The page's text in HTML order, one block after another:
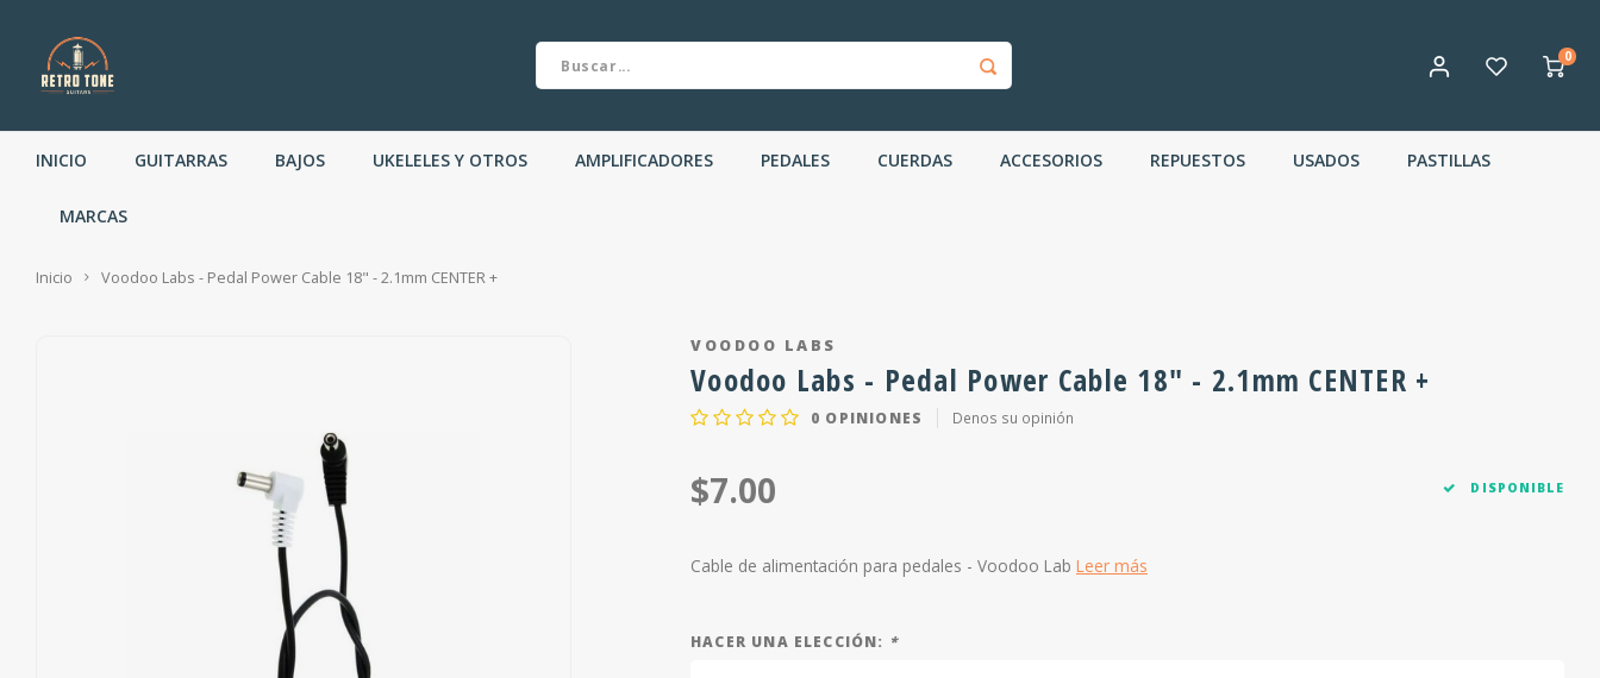
0
INICIO GUITARRAS BAJOS UKELELES Y OTROS AMPLIFICADORES PEDALES CUERDAS ACCESORIOS REPUESTOS USADOS PASTILLAS
MARCAS
Inicio Voodoo Labs - Pedal Power Cable 18" - 2.1mm CENTER +
VOODOO LABS
Voodoo Labs - Pedal Power Cable 18" - 2.1mm CENTER +
0 OPINIONES Denos su opinión
$7.00 DISPONIBLE
Cable de alimentación para pedales - Voodoo Lab Leer más
HACER UNA ELECCIÓN: *